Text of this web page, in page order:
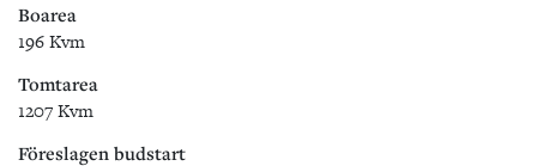
Boarea
196 Kvm
Tomtarea
1207 Kvm
Föreslagen budstart